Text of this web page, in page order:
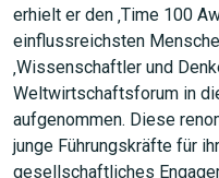
erhielt er den ‚Time 100
einflussreichsten
‚Wissenschaftler und
Weltwirtschaftsforum in
aufgenommen. Diese
junge Führungskräfte für
gesellschaftliches